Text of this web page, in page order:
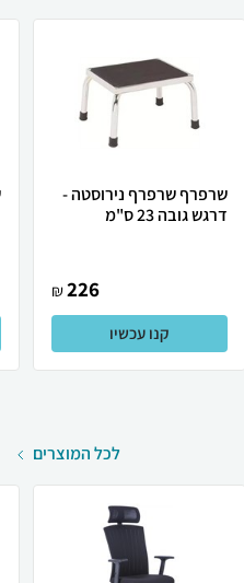
שרפרף שרפרף נירוסטה -
דרגש גובה 23 ס"מ
226
₪
קנו עכשיו
לכל המוצרים